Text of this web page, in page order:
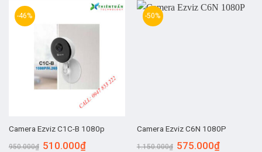
-46%
Camera Ezviz C1C-B 1080p
950.000₫ 510.000₫
-50%
Camera Ezviz C6N 1080P
1.150.000₫ 575.000₫